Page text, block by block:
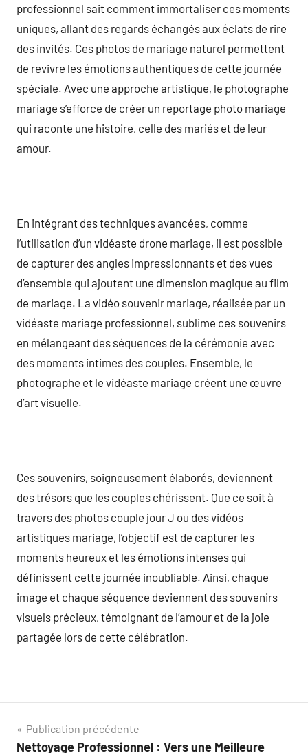
professionnel sait comment immortaliser ces moments
uniques, allant des regards échangés aux éclats de rire
des invités. Ces photos de mariage naturel permettent
de revivre les émotions authentiques de cette journée
spéciale. Avec une approche artistique, le photographe
mariage s’efforce de créer un reportage photo mariage
qui raconte une histoire, celle des mariés et de leur
amour.
En intégrant des techniques avancées, comme
l’utilisation d’un vidéaste drone mariage, il est possible
de capturer des angles impressionnants et des vues
d’ensemble qui ajoutent une dimension magique au film
de mariage. La vidéo souvenir mariage, réalisée par un
vidéaste mariage professionnel, sublime ces souvenirs
en mélangeant des séquences de la cérémonie avec
des moments intimes des couples. Ensemble, le
photographe et le vidéaste mariage créent une œuvre
d’art visuelle.
Ces souvenirs, soigneusement élaborés, deviennent
des trésors que les couples chérissent. Que ce soit à
travers des photos couple jour J ou des vidéos
artistiques mariage, l’objectif est de capturer les
moments heureux et les émotions intenses qui
définissent cette journée inoubliable. Ainsi, chaque
image et chaque séquence deviennent des souvenirs
visuels précieux, témoignant de l’amour et de la joie
partagée lors de cette célébration.
Navigation
Publication précédente
Nettoyage Professionnel : Vers une Meilleure